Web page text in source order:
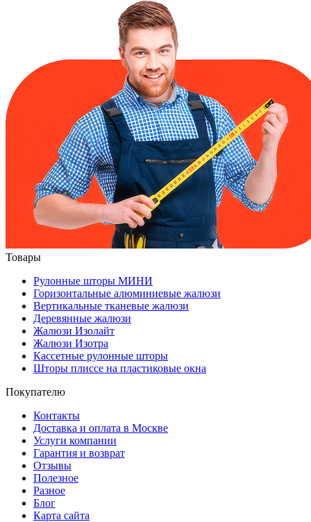
Товары
Рулонные шторы МИНИ
Горизонтальные алюминиевые жалюзи
Вертикальные тканевые жалюзи
Деревянные жалюзи
Жалюзи Изолайт
Жалюзи Изотра
Кассетные рулонные шторы
Шторы плиссе на пластиковые окна
Покупателю
Контакты
Доставка и оплата в Москве
Услуги компании
Гарантия и возврат
Отзывы
Полезное
Разное
Блог
Карта сайта